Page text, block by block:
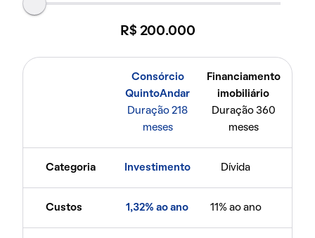
R$ 200.000
Consórcio
QuintoAndar
Duração 218
meses
Financiamento
imobiliário
Duração 360
meses
Categoria Investimento Dívida
Custos 1,32% ao ano 11% ao ano